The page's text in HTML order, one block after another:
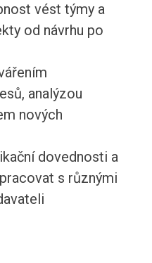
vést týmy a
od návrhu po
analýzou
nových
dovednosti a
s různými